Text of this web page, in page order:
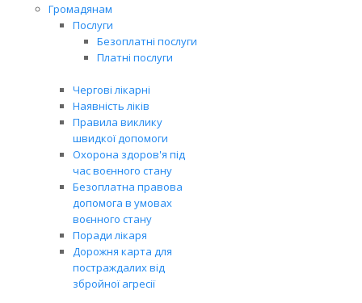
Громадянам
Послуги
Безоплатні послуги
Платні послуги
Чергові лікарні
Наявність ліків
Правила виклику
швидкої допомоги
Охорона здоров'я під
час воєнного стану
Безоплатна правова
допомога в умовах
воєнного стану
Поради лікаря
Дорожня карта для
постраждалих від
збройної агресії